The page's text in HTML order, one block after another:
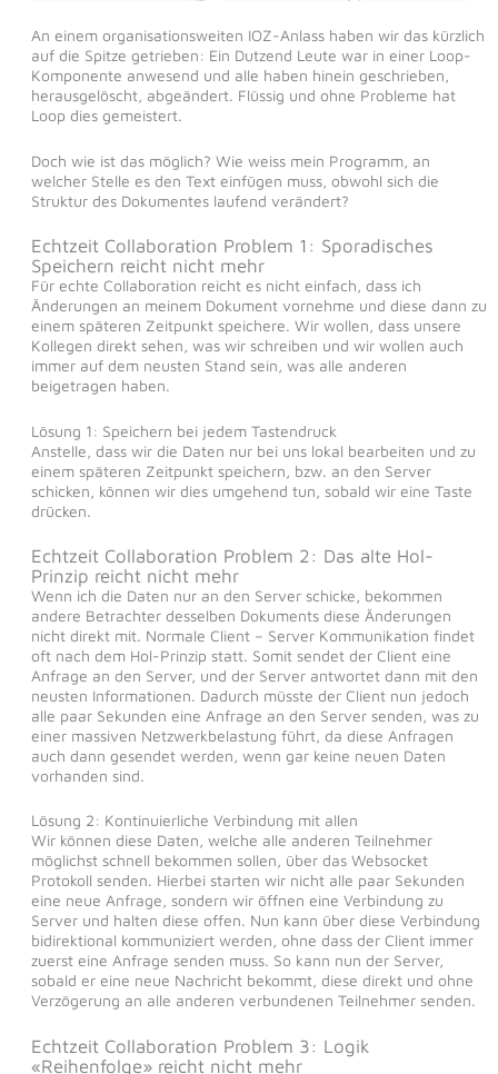
An einem organisationsweiten IOZ-Anlass haben wir das kürzlich
auf die Spitze getrieben: Ein Dutzend Leute war in einer Loop-
Komponente anwesend und alle haben hinein geschrieben,
herausgelöscht, abgeändert. Flüssig und ohne Probleme hat
Loop dies gemeistert.
Doch wie ist das möglich? Wie weiss mein Programm, an
welcher Stelle es den Text einfügen muss, obwohl sich die
Struktur des Dokumentes laufend verändert?
Echtzeit Collaboration Problem 1: Sporadisches
Speichern reicht nicht mehr
Für echte Collaboration reicht es nicht einfach, dass ich
Änderungen an meinem Dokument vornehme und diese dann zu
einem späteren Zeitpunkt speichere. Wir wollen, dass unsere
Kollegen direkt sehen, was wir schreiben und wir wollen auch
immer auf dem neusten Stand sein, was alle anderen
beigetragen haben.
Lösung 1: Speichern bei jedem Tastendruck
Anstelle, dass wir die Daten nur bei uns lokal bearbeiten und zu
einem späteren Zeitpunkt speichern, bzw. an den Server
schicken, können wir dies umgehend tun, sobald wir eine Taste
drücken.
Echtzeit Collaboration Problem 2: Das alte Hol-
Prinzip reicht nicht mehr
Wenn ich die Daten nur an den Server schicke, bekommen
andere Betrachter desselben Dokuments diese Änderungen
nicht direkt mit. Normale Client – Server Kommunikation findet
oft nach dem Hol-Prinzip statt. Somit sendet der Client eine
Anfrage an den Server, und der Server antwortet dann mit den
neusten Informationen. Dadurch müsste der Client nun jedoch
alle paar Sekunden eine Anfrage an den Server senden, was zu
einer massiven Netzwerkbelastung führt, da diese Anfragen
auch dann gesendet werden, wenn gar keine neuen Daten
vorhanden sind.
Lösung 2: Kontinuierliche Verbindung mit allen
Wir können diese Daten, welche alle anderen Teilnehmer
möglichst schnell bekommen sollen, über das Websocket
Protokoll senden. Hierbei starten wir nicht alle paar Sekunden
eine neue Anfrage, sondern wir öffnen eine Verbindung zu
Server und halten diese offen. Nun kann über diese Verbindung
bidirektional kommuniziert werden, ohne dass der Client immer
zuerst eine Anfrage senden muss. So kann nun der Server,
sobald er eine neue Nachricht bekommt, diese direkt und ohne
Verzögerung an alle anderen verbundenen Teilnehmer senden.
Echtzeit Collaboration Problem 3: Logik
«Reihenfolge» reicht nicht mehr